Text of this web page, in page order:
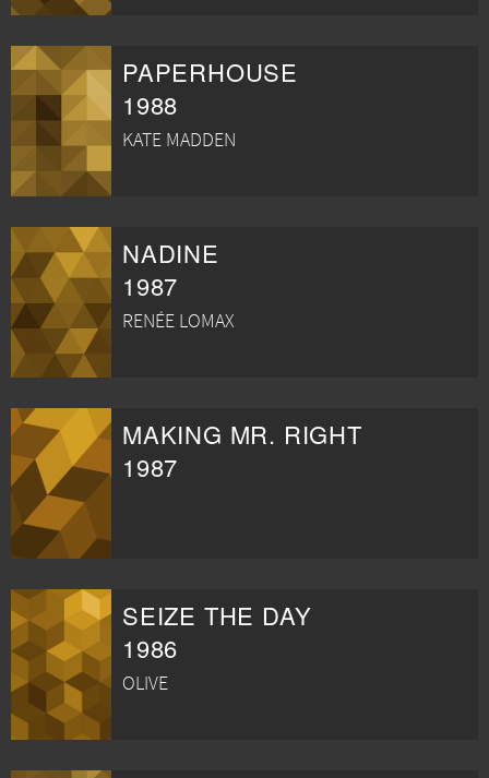
PAPERHOUSE
1988
KATE MADDEN
NADINE
1987
RENÉE LOMAX
MAKING MR. RIGHT
1987
SEIZE THE DAY
1986
OLIVE